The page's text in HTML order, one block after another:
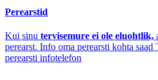
Perearstid
Kui sinu tervisemure ei ole eluohtlik,
perearst. Info oma perearsti kohta
perearsti infotelefon